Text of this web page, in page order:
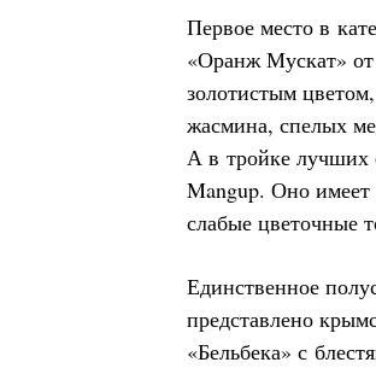
Первое место в
«Оранж Мускат»
золотистым
жасмина, спелых
А в тройке лучших
Mangup. Оно имеет
слабые цветочные
Единственное
представлено
«Бельбека» с